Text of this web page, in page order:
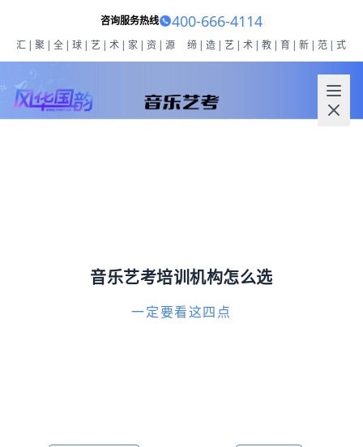
咨询服务热线 400-666-4114
汇|聚|全|球|艺|术|家|资|源 缔|造|艺|术|教|育|新|范|式
音乐艺考培训机构怎么选
一定要看这四点